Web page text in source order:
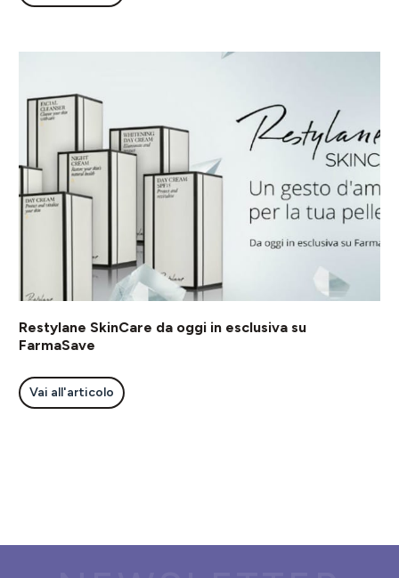
Restylane SkinCare da oggi in esclusiva su
FarmaSave
Vai all'articolo